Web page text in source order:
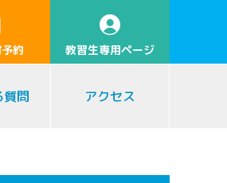
約 教習生専用ページ
質問 アクセス